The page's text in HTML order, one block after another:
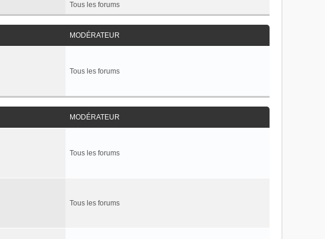
Tous les forums
MODÉRATEUR
Tous les forums
MODÉRATEUR
Tous les forums
Tous les forums